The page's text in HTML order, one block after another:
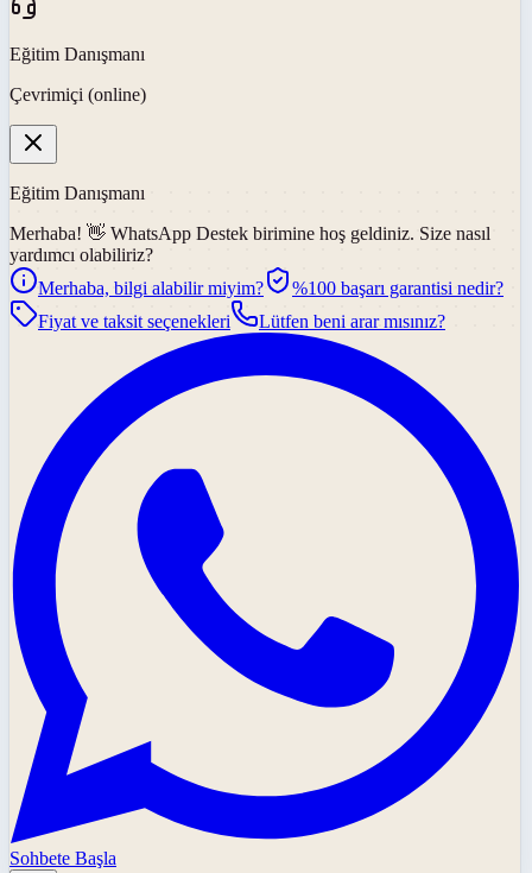
Eğitim Danışmanı
Çevrimiçi (online)
Eğitim Danışmanı
Merhaba! 👋 WhatsApp Destek birimine hoş geldiniz. Size nasıl
yardımcı olabiliriz?
Merhaba, bilgi alabilir miyim?
%100 başarı garantisi nedir?
Fiyat ve taksit seçenekleri
Lütfen beni arar mısınız?
Sohbete Başla